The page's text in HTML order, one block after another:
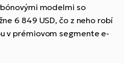
modelmi so
6 849 USD, čo z neho robí
v prémiovom segmente e-